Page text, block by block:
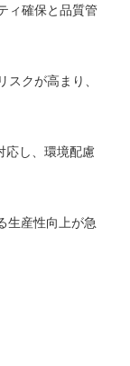
ィ確保と品質管
クが高まり、
応し、環境配慮
生産性向上が急